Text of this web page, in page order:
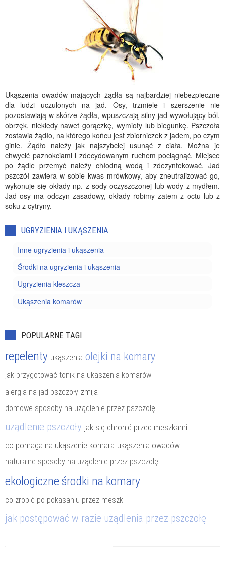
Ukąszenia owadów mających żądła są najbardziej niebezpieczne
dla ludzi uczulonych na jad. Osy, trzmiele i szerszenie nie
pozostawiają w skórze żądła, wpuszczają silny jad wywołujący ból,
obrzęk, niekiedy nawet gorączkę, wymioty lub biegunkę. Pszczoła
zostawia żądło, na którego końcu jest zbiorniczek z jadem, po czym
ginie. Żądło należy jak najszybciej usunąć z ciała. Można je
chwycić paznokciami i zdecydowanym ruchem pociągnąć. Miejsce
po żądle przemyć należy chłodną wodą i zdezynfekować. Jad
pszczół zawiera w sobie kwas mrówkowy, aby zneutralizować go,
wykonuje się okłady np. z sody oczyszczonej lub wody z mydłem.
Jad osy ma odczyn zasadowy, okłady robimy zatem z octu lub z
soku z cytryny.
UGRYZIENIA I UKĄSZENIA
Inne ugryzienia i ukąszenia
Środki na ugryzienia i ukąszenia
Ugryzienia kleszcza
Ukąszenia komarów
POPULARNE TAGI
repelenty ukąszenia olejki na komary
jak przygotować tonik na ukąszenia komarów
alergia na jad pszczoły żmija
domowe sposoby na użądlenie przez pszczołę
użądlenie pszczoły jak się chronić przed meszkami
co pomaga na ukąszenie komara ukąszenia owadów
naturalne sposoby na użądlenie przez pszczołę
ekologiczne środki na komary
co zrobić po pokąsaniu przez meszki
jak postępować w razie użądlenia przez pszczołę